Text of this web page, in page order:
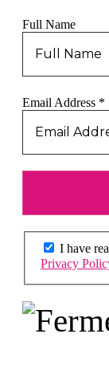
Full Name
Email Address *
I have
Privacy